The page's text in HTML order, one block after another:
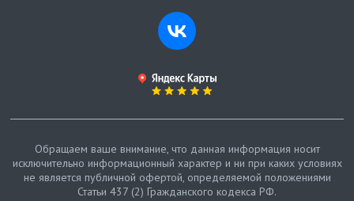
Обращаем ваше внимание, что данная информация носит
исключительно информационный характер и ни при каких условиях
не является публичной офертой, определяемой положениями
Статьи 437 (2) Гражданского кодекса РФ.